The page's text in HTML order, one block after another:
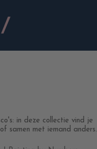
in deze collectie vind je
samen met iemand anders.